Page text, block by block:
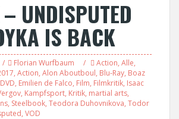
UNDISPUTED
IS BACK
Florian Wurfbaum Action, Alle,
, Action, Alon Aboutboul, Blu-Ray, Boaz
DVD, Emilien de Falco, Film, Filmkritik, Isaac
, Kampfsport, Kritik, martial arts,
, Steelbook, Teodora Duhovnikova, Todor
, VOD